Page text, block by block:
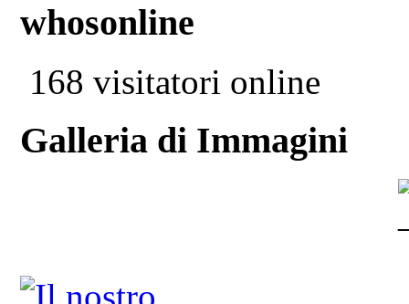
whosonline
168 visitatori online
Galleria di Immagini